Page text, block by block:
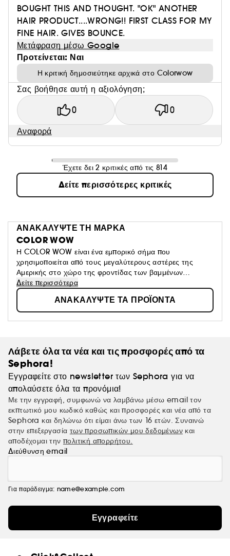
BOUGHT THIS AND THOUGHT. "OK" ANOTHER
HAIR PRODUCT....WRONG!! FIRST CLASS FOR MY
FINE HAIR. GIVES BOUNCE.
Μετάφραση μέσω Google
Προτείνεται: Ναι
Η κριτική δημοσιεύτηκε αρχικά στο Colorwow
Σας βοήθησε αυτή η αξιολόγηση;
0 0
Αναφορά
Έχετε δει 2 κριτικές από τις 814
Δείτε περισσότερες κριτικές
ΑΝΑΚΑΛΥΨΤΕ ΤΗ ΜΑΡΚΑ
COLOR WOW
Η COLOR WOW είναι ένα εμπορικό σήμα που
χρησιμοποιείται από τους μεγαλύτερους αστέρες της
Αμερικής στο χώρο της φροντίδας των βαμμένων
μαλλιών.Η εταιρεία έχει αφαιρέσει από τα προϊόντα της 60
συστατικά που βλάπτουν και αλλάζουν το χρώμα και την
ποιότητα των μαλλιών. Ο Chris Appleton, πρέσβης και
κομμωτής πολλών διασημοτήτων, μεταξύ των οποιών και
η J.LO είναι γνωστός για το στυλ του "Glass Hair" που
Δείτε περισσότερα
ΑΝΑΚΑΛΥΨΤΕ ΤΑ ΠΡΟΪΟΝΤΑ
Λάβετε όλα τα νέα και τις προσφορές από τα
Sephora!
Εγγραφείτε στο newsletter των Sephora για να
απολαύσετε όλα τα προνόμια!
Με την εγγραφή, συμφωνώ να λαμβάνω μέσω email τον
εκπτωτικό μου κωδικό καθώς και προσφορές και νέα από τα
Sephora και δηλώνω ότι είμαι άνω των 16 ετών. Συναινώ
στην επεξεργασία των προσωπικών μου δεδομένων και
αποδέχομαι την πολιτική απορρήτου.
Διεύθυνση email
Για παράδειγμα: name@example.com
Εγγραφείτε